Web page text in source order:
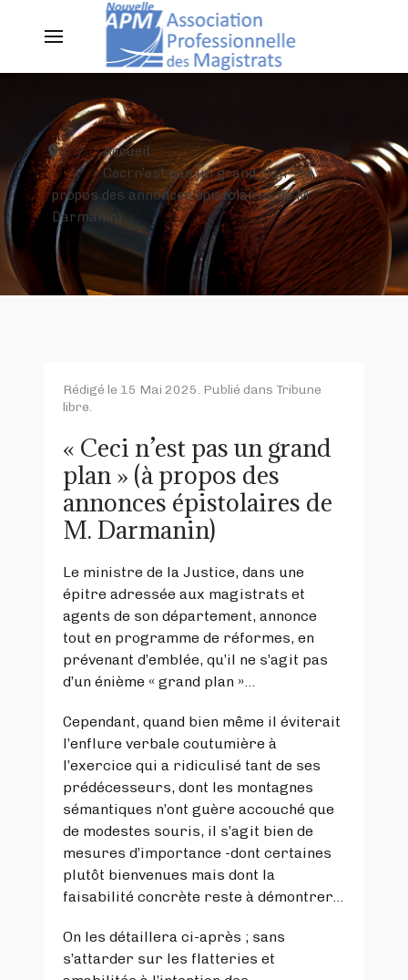
Accueil
« Ceci n’est pas un grand plan » (à
propos des annonces épistolaires de M.
Darmanin)
Rédigé le 15 Mai 2025. Publié dans Tribune
libre.
« Ceci n’est pas un grand
plan » (à propos des
annonces épistolaires de
M. Darmanin)
Le ministre de la Justice, dans une
épitre adressée aux magistrats et
agents de son département, annonce
tout en programme de réformes, en
prévenant d’emblée, qu’il ne s’agit pas
d’un énième « grand plan »…
Cependant, quand bien même il éviterait
l’enflure verbale coutumière à
l’exercice qui a ridiculisé tant de ses
prédécesseurs, dont les montagnes
sémantiques n’ont guère accouché que
de modestes souris, il s’agit bien de
mesures d’importance -dont certaines
plutôt bienvenues mais dont la
faisabilité concrète reste à démontrer…
On les détaillera ci-après ; sans
s’attarder sur les flatteries et